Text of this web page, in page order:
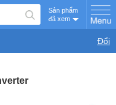
Sản phẩm
đã xem
Đổi